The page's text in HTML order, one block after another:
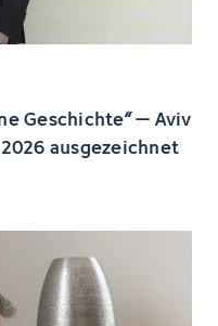
Geschichte“ – Aviv
ausgezeichnet